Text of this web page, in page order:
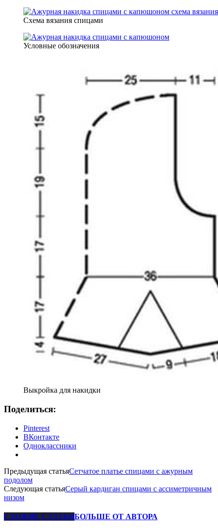
Схема вязания спицами
Условные обозначения
Выкройка для накидки
Поделиться:
Pinterest
ВКонтакте
Одноклассники
Предыдущая статьяСетчатое платье спицами с ажурным
подолом
Следующая статьяСерый кардиган спицами с ассиметричным
низом
СХОЖИЕ СТАТЬИБОЛЬШЕ ОТ АВТОРА